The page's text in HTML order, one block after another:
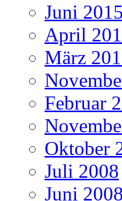
Juni 2015
April
März
Februar
Oktober
Juli 2008
Juni 2008